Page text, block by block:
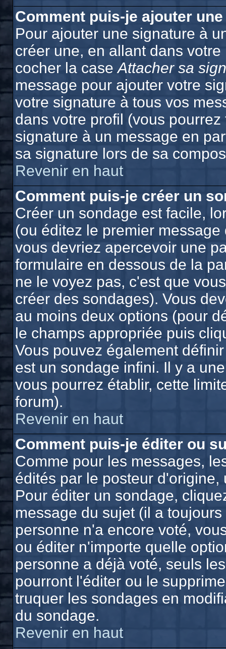
Comment puis-je ajouter
Pour ajouter une signature à
créer une, en allant dans
cocher la caseAttacher sa
message pour ajouter votre
votre signature à tous vos
dans votre profil (vous
signature à un message en
sa signature lors de sa
Revenir en haut
Comment puis-je créer un
Créer un sondage est facile,
(ou éditez le premier
vous devriez apercevoir une
formulaire en dessous de la
ne le voyez pas, c'est que
créer des sondages). Vous
au moins deux options (pour
le champs appropriée puis
Vous pouvez également
est un sondage infini. Il y a
vous pourrez établir, cette
forum).
Revenir en haut
Comment puis-je éditer ou
Comme pour les messages,
édités par le posteur
Pour éditer un sondage,
message du sujet (il a
personne n'a encore voté,
ou éditer n'importe quelle
personne a déjà voté, seuls
pourront l'éditer ou le
truquer les sondages en
du sondage.
Revenir en haut